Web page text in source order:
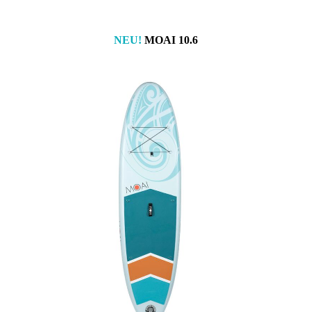
NEU! MOAI 10.6